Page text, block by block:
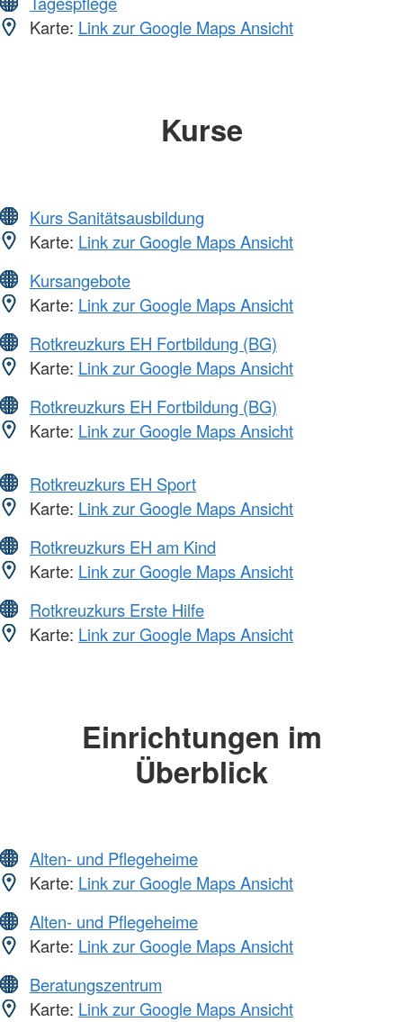
Karte: Link zur Google Maps Ansicht
Kurse
Kurs Sanitätsausbildung
Karte: Link zur Google Maps Ansicht
Kursangebote
Karte: Link zur Google Maps Ansicht
Rotkreuzkurs EH Fortbildung (BG)
Karte: Link zur Google Maps Ansicht
Rotkreuzkurs EH Fortbildung (BG)
Karte: Link zur Google Maps Ansicht
Rotkreuzkurs EH Sport
Karte: Link zur Google Maps Ansicht
Rotkreuzkurs EH am Kind
Karte: Link zur Google Maps Ansicht
Rotkreuzkurs Erste Hilfe
Karte: Link zur Google Maps Ansicht
Einrichtungen im
Überblick
Alten- und Pflegeheime
Karte: Link zur Google Maps Ansicht
Alten- und Pflegeheime
Karte: Link zur Google Maps Ansicht
Beratungszentrum
Karte: Link zur Google Maps Ansicht